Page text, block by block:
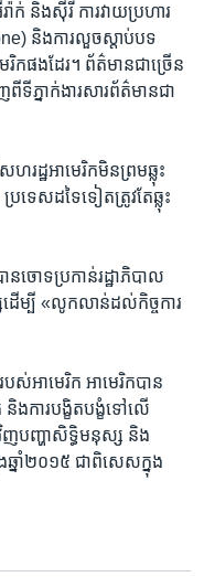
ក់​ និង​ស៊ីរី ការ​វាយប្រហារ​
និង​ការ​លួច​ស្តាប់បទ​
ក​ផង​ដែរ។ ព័ត៌មាន​ជាច្រើន​
ទីភ្នាក់ងារ​សារព័ត៌មាន​ជា
ដ្ឋ​អាមេរិក​មិន​ព្រម​ឆ្លុះ​
ទេស​ដទៃ​ទៀត​ត្រូវតែ​ឆ្លុះ​
ន​ចោទប្រកាន់​រដ្ឋាភិបាល​
ើម្បី​ «លូកលាន់​ដល់​កិច្ចការ​
ស់​អាមេរិក អាមេរិក​បាន​
ង​ការ​បង្ខិតបង្ខំ​ទៅ​លើ​
ញ​បញ្ហា​សិទ្ធិ​មនុស្ស ​និង​
នាំ​២០១៥ ជាពិសេស​ក្នុង​